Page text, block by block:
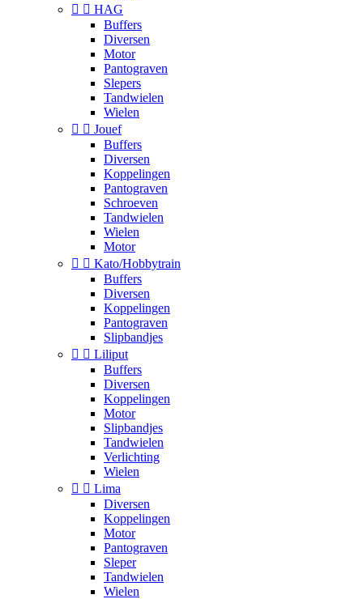
  HAG
Buffers
Diversen
Motor
Pantograven
Slepers
Tandwielen
Wielen
  Jouef
Buffers
Diversen
Koppelingen
Pantograven
Schroeven
Tandwielen
Wielen
Motor
  Kato/Hobbytrain
Buffers
Diversen
Koppelingen
Pantograven
Slipbandjes
  Liliput
Buffers
Diversen
Koppelingen
Motor
Slipbandjes
Tandwielen
Verlichting
Wielen
  Lima
Diversen
Koppelingen
Motor
Pantograven
Sleper
Tandwielen
Wielen